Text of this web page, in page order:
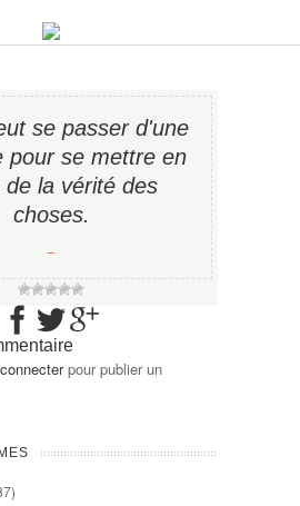
se passer d'une
pour se mettre en
de la vérité des
choses.
−
pour publier un